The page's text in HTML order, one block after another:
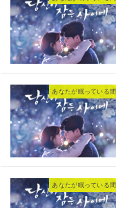
あなたが眠っている
あなたが眠っている